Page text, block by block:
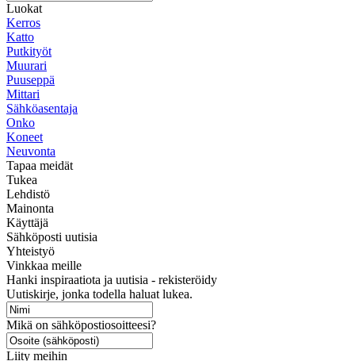
Luokat
Kerros
Katto
Putkityöt
Muurari
Puuseppä
Mittari
Sähköasentaja
Onko
Koneet
Neuvonta
Tapaa meidät
Tukea
Lehdistö
Mainonta
Käyttäjä
Sähköposti uutisia
Yhteistyö
Vinkkaa meille
Hanki inspiraatiota ja uutisia - rekisteröidy
Uutiskirje, jonka todella haluat lukea.
Mikä on sähköpostiosoitteesi?
Liity meihin